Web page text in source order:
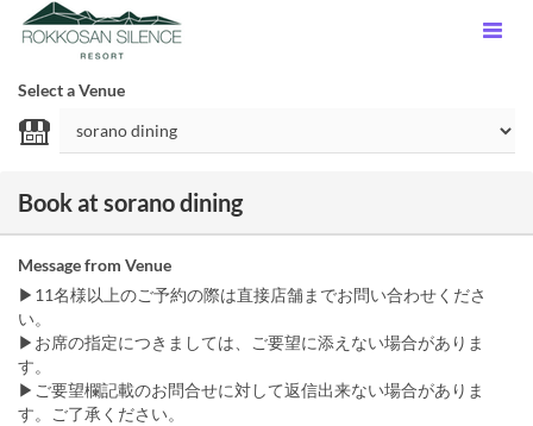
Select a Venue
Book at sorano dining
Message from Venue
▶11名様以上のご予約の際は直接店舗までお問い合わせくださ
い。
▶お席の指定につきましては、ご要望に添えない場合がありま
す。
▶ご要望欄記載のお問合せに対して返信出来ない場合がありま
す。ご了承ください。